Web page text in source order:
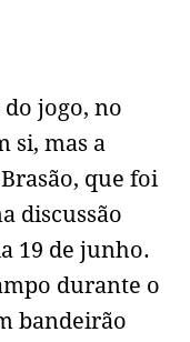
jogo, no
si, mas a
que foi
discussão
19 de junho.
durante o
bandeirão